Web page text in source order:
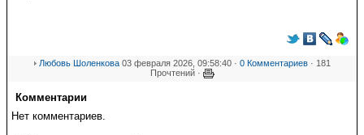
Любовь Шоленкова 03 февраля 2026, 09:58:40 · 0 Комментариев · 181
Прочтений ·
Комментарии
Нет комментариев.